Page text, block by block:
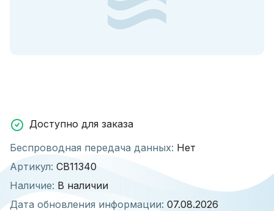
Доступно для заказа
Беспроводная передача данных: Нет
Артикул: СВ11340
Наличие: В наличии
Дата обновления информации: 07.08.2026